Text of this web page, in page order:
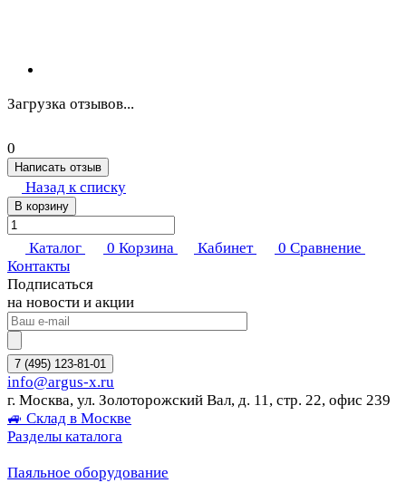
Загрузка отзывов...
0
Написать отзыв
Назад к списку
В корзину
Каталог 0 Корзина Кабинет 0 Сравнение
Контакты
Подписаться
на новости и акции
7 (495) 123-81-01
info@argus-x.ru
г. Москва, ул. Золоторожский Вал, д. 11, стр. 22, офис 239
🚙 Склад в Москве
Разделы каталога
Паяльное оборудование